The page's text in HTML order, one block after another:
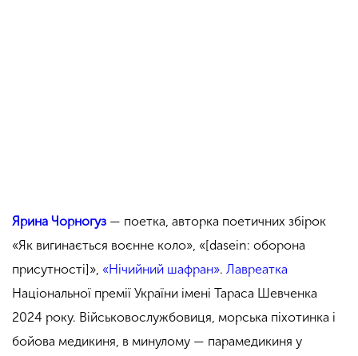
Ярина Чорногуз — поетка, авторка поетичних збірок
«Як вигинається воєнне коло», «[dasein: оборона
присутності]», «Нічийний шафран». Лавреатка
Національної премії України імені Тараса Шевченка
2024 року. Військовослужбовиця, морська піхотинка і
бойова медикиня, в минулому — парамедикиня у